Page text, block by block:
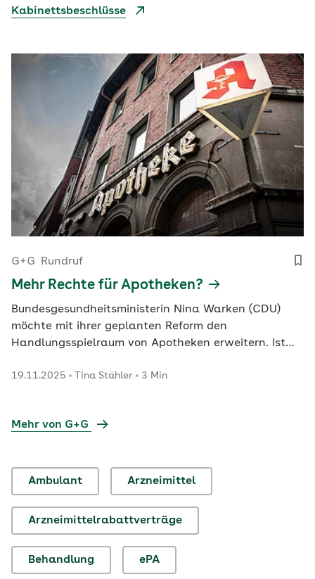
Kabinettsbeschlüsse
G+G Rundruf
Mehr Rechte für Apotheken?
Bundesgesundheitsministerin Nina Warken (CDU)
möchte mit ihrer geplanten Reform den
Handlungsspielraum von Apotheken erweitern. Ist
ärztlichen Tätigkeitsbereich ein? G+G hat vier
19.11.2025 Tina Stähler 3 Min
Mehr von G+G
Ambulant Arzneimittel
Arzneimittelrabattverträge
Behandlung ePA